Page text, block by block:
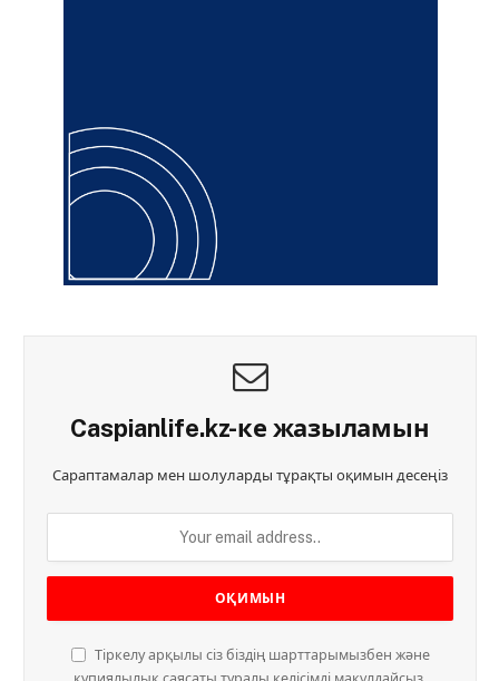
Caspianlife.kz-ке жазыламын
Сараптамалар мен шолуларды тұрақты оқимын десеңіз
Тіркелу арқылы сіз біздің шарттарымызбен және